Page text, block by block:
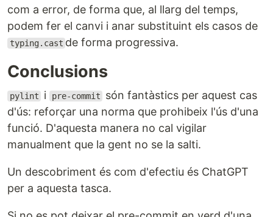
com a error, de forma que, al llarg del temps,
podem fer el canvi i anar substituint els casos de
typing.cast de forma progressiva.
Conclusions
pylint i pre-commit
són fantàstics per aquest cas
d'ús: reforçar una norma que prohibeix l'ús d'una
funció. D'aquesta manera no cal vigilar
manualment que la gent no se la salti.
Un descobriment és com d'efectiu és ChatGPT
per a aquesta tasca.